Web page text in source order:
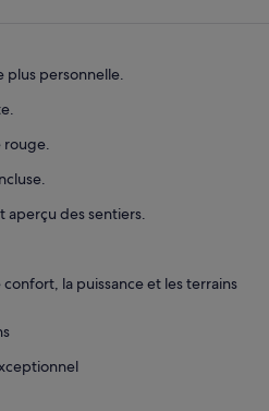
plus personnelle.
rouge.
aperçu des sentiers.
la puissance et les terrains